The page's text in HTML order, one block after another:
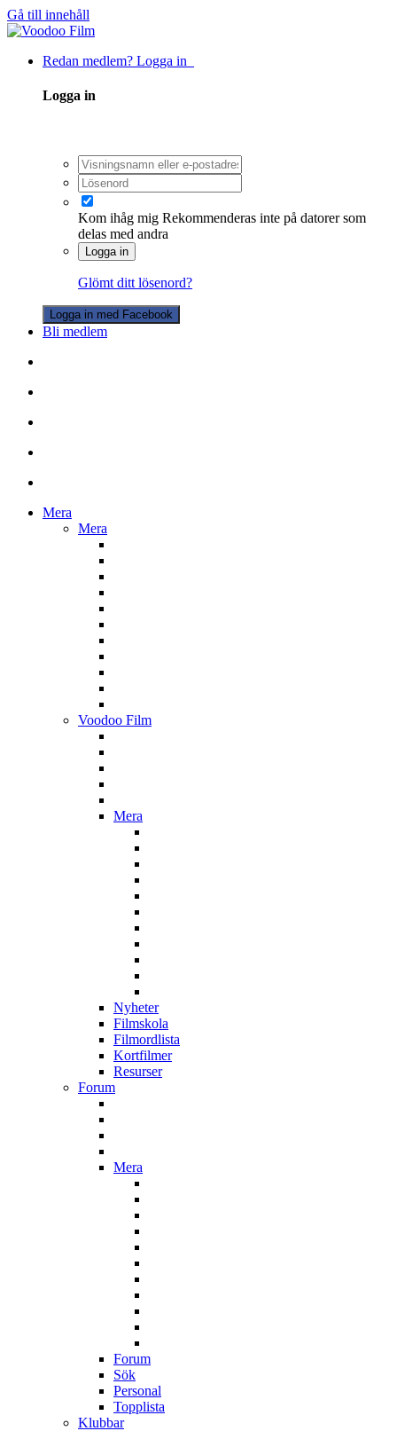
Gå till innehåll
Redan medlem? Logga in
Logga in
Kom ihåg mig Rekommenderas inte på datorer som
delas med andra
Logga in
Glömt ditt lösenord?
Logga in med Facebook
Bli medlem
Mera
Mera
Voodoo Film
Mera
Nyheter
Filmskola
Filmordlista
Kortfilmer
Resurser
Forum
Mera
Forum
Sök
Personal
Topplista
Klubbar